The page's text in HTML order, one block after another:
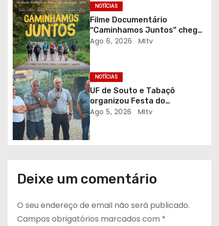
r
t
i
g
o
s
NOTÍCIAS
Filme Documentário
“Caminhamos Juntos” chega
ao Auditório do C.E.R. Vagos
Ago 6, 2026 MItv
NOTÍCIAS
UF de Souto e Tabaçô
organizou Festa do
Emigrante
Ago 5, 2026 MItv
Deixe um comentário
O seu endereço de email não será publicado.
Campos obrigatórios marcados com *